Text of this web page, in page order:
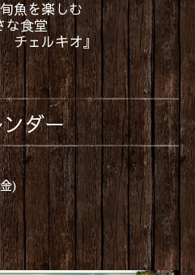
魚を楽しむ
な食堂
チェルキオ』
ダー
)